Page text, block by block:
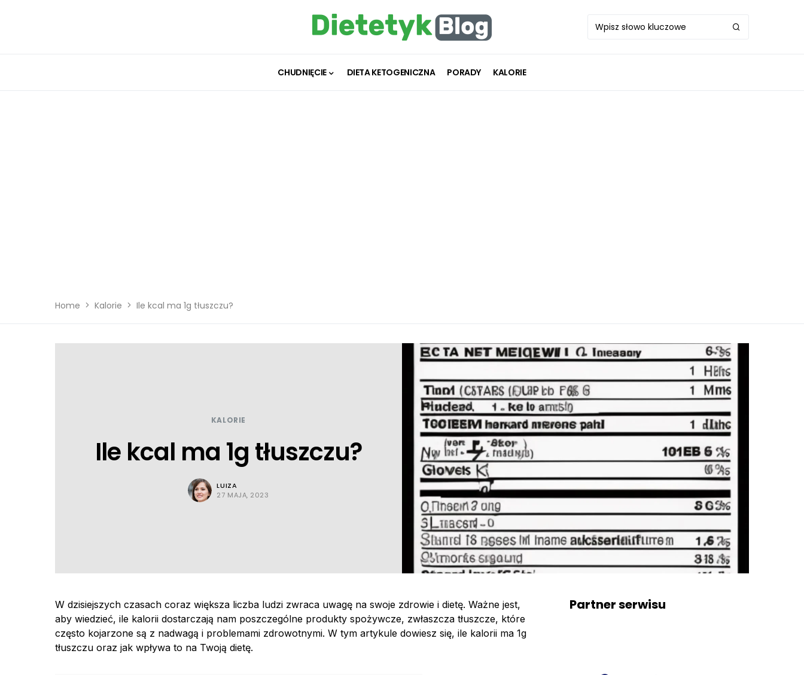
CHUDNIĘCIE DIETA KETOGENICZNA PORADY KALORIE
Home Kalorie Ile kcal ma 1g tłuszczu?
KALORIE
Ile kcal ma 1g tłuszczu?
LUIZA
27 MAJA, 2023
W dzisiejszych czasach coraz większa liczba ludzi zwraca uwagę na swoje zdrowie i dietę. Ważne jest,
aby wiedzieć, ile kalorii dostarczają nam poszczególne produkty spożywcze, zwłaszcza tłuszcze, które
często kojarzone są z nadwagą i problemami zdrowotnymi. W tym artykule dowiesz się, ile kalorii ma 1g
tłuszczu oraz jak wpływa to na Twoją dietę.
Partner serwisu